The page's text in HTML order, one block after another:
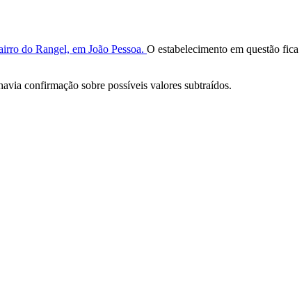
do Rangel, em João Pessoa. O estabelecimento em questão fica
confirmação sobre possíveis valores subtraídos.